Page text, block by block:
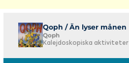
Qoph / Än lyser månen
Qoph
Kalejdoskopiska aktiviteter